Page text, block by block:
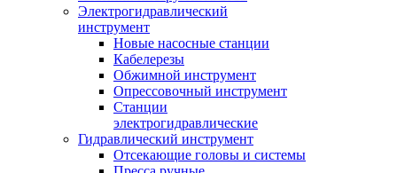
Электрогидравлический
инструмент
Новые насосные станции
Кабелерезы
Обжимной инструмент
Опрессовочный инструмент
Станции
электрогидравлические
Гидравлический инструмент
Отсекающие головы и системы